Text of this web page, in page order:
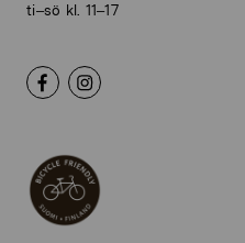
ti–sö kl. 11–17